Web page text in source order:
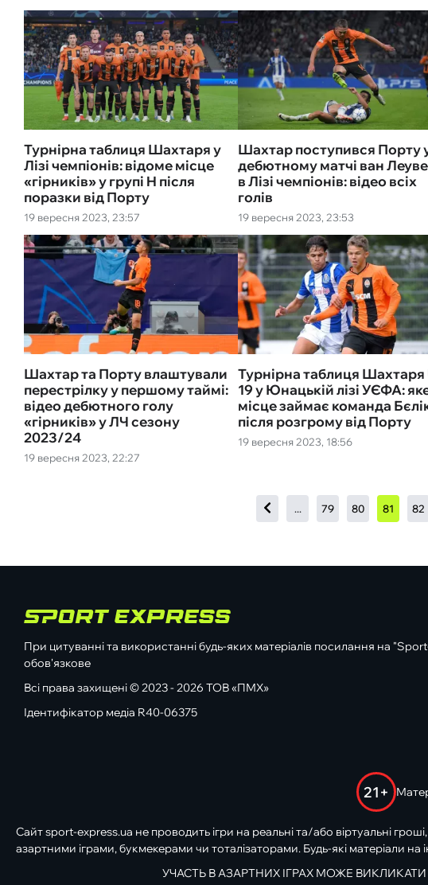
19 вересня 2023, 23:57
Турнірна таблиця Шахтаря у
Лізі чемпіонів: відоме місце
«гірників» у групі H після
поразки від Порту
19 вересня 2023, 23:53
Шахтар поступився Порту
дебютному матчі ван
в Лізі чемпіонів: відео всіх
голів
19 вересня 2023, 22:27
Шахтар та Порту влаштували
перестрілку у першому таймі:
відео дебютного голу
«гірників» у ЛЧ сезону
2023/24
19 вересня 2023, 18:56
Турнірна таблиця Шахтаря
19 у Юнацькій лізі УЄФА:
місце займає команда
після розгрому від Порту
... 79 80 81 82
При цитуванні та використанні будь-яких матеріалів посилання на
обов'язкове
Всі права захищені © 2023 - 2026 ТОВ «ПМХ»
Ідентифікатор медіа R40-06375
21+
Сайт sport-express.ua не проводить ігри на реальні та/або віртуальні
азартними іграми, букмекерами чи тоталізаторами. Будь-які матеріали
УЧАСТЬ В АЗАРТНИХ ІГРАХ МОЖЕ